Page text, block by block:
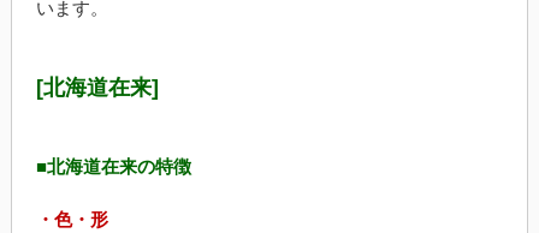
います。
[北海道在来]
■北海道在来の特徴
・色・形